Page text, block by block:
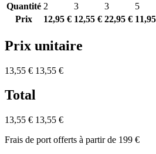
Quantité 2 3 3 5
Prix
12,95 € 12,55 € 22,95 €
Prix unitaire
13,55 € 13,55 €
Total
13,55 € 13,55 €
Frais de port offerts à partir de 199 €